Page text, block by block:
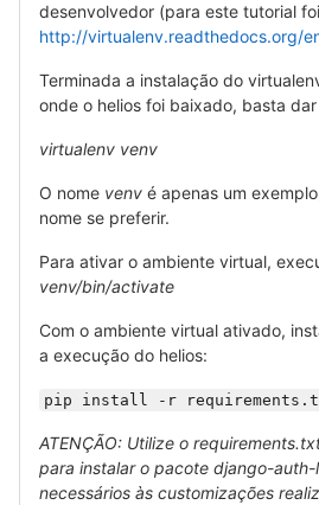
desenvolvedor (para este tutorial
http://virtualenv.readthedocs.org/
Terminada a instalação do
onde o helios foi baixado, basta
virtualenv venv
O nome venv é apenas um
nome se preferir.
Para ativar o ambiente virtual,
venv/bin/activate
Com o ambiente virtual ativado,
a execução do helios:
pip install -r
ATENÇÃO: Utilize o
para instalar o pacote django-
necessários às customizações